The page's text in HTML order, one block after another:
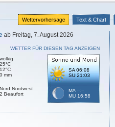
Wettervorhersage Text & Chart
ab Freitag, 7. August 2026
WETTER FÜR DIESEN TAG ANZEIGEN
wolkig
25°C
12°C
0 mm
SA 06:08
SU 21:03
MA --:--
MU 16:58
Nord-Nordwest
2 Beaufort